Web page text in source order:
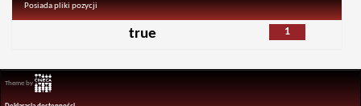
Posiada pliki pozycji
1
true
Theme by